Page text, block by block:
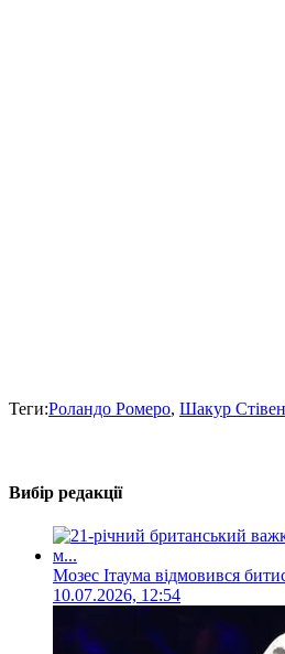
Теги:Роландо Ромеро, Шакур
Вибір редакції
Мозес Ітаума відмовився
10.07.2026, 12:54